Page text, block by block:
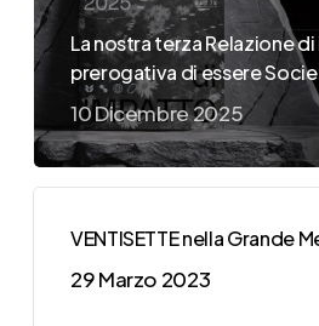
La nostra terza Relazione
prerogativa di essere
10 Dicembre 2025
VENTISETTE nella Grande
29 Marzo 2023